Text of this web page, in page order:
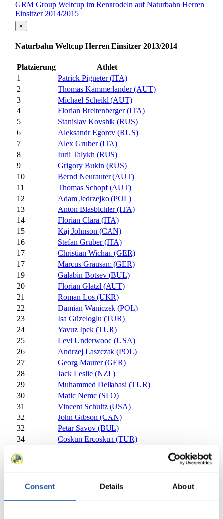
Consent Details About
GRM Group Weltcup im Rennrodeln auf Naturbahn Herren
Einsitzer 2014/2015
×
Naturbahn Weltcup Herren Einsitzer 2013/2014
Platzierung
Athlet
1
Patrick Pigneter (ITA)
2
Thomas Kammerlander (AUT)
3
Michael Scheikl (AUT)
4
Florian Breitenberger (ITA)
5
Stanislav Kovshik (RUS)
6
Aleksandr Egorov (RUS)
7
Alex Gruber (ITA)
8
Iurii Talykh (RUS)
9
Grigory Bukin (RUS)
10
Bernd Neurauter (AUT)
11
Thomas Schopf (AUT)
12
Adam Jedrzejko (POL)
13
Anton Blasbichler (ITA)
14
Florian Clara (ITA)
15
Kaj Johnson (CAN)
16
Stefan Gruber (ITA)
17
Christian Wichan (GER)
17
Marcus Grausam (GER)
19
Galabin Botsev (BUL)
20
Florian Glatzl (AUT)
21
Roman Los (UKR)
22
Damian Waniczek (POL)
23
Isa Güzeloglu (TUR)
24
Yavuz Ipek (TUR)
25
Levi Underwood (USA)
26
Andrzej Laszczak (POL)
27
Georg Maurer (GER)
28
Jack Leslie (NZL)
29
Muhammed Dellabasi (TUR)
30
Matic Nemc (SLO)
31
Vincent Schultz (USA)
32
John Gibson (CAN)
32
Petar Savov (BUL)
34
Coskun Ercoskun (TUR)
36
37
Adrian Filimon (ROU)
Martin Mayerhofer (AUT)